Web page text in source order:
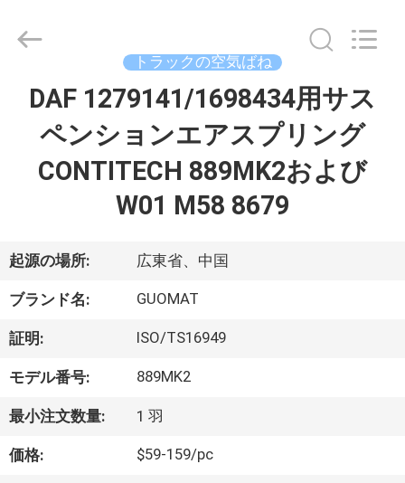
ク
ト
私
達
に
2026
GUANGZHOU
トラックの空気ばね
DAF 1279141/1698434用サス
ペンションエアスプリング
CONTITECH 889MK2および
W01 M58 8679
起源の場所: 広東省、中国
ブランド名: GUOMAT
証明: ISO/TS16949
モデル番号: 889MK2
最小注文数量: 1 羽
価格: $59-159/pc